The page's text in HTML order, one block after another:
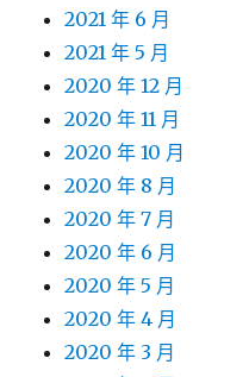
2021 年 6 月
2021 年 5 月
2020 年 12 月
2020 年 11 月
2020 年 10 月
2020 年 8 月
2020 年 7 月
2020 年 6 月
2020 年 5 月
2020 年 4 月
2020 年 3 月